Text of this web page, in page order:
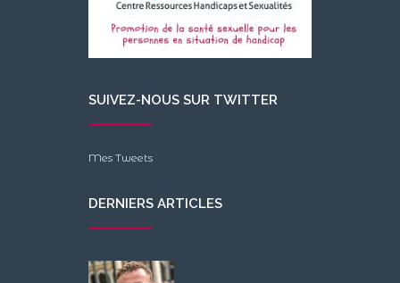
SUIVEZ-NOUS SUR TWITTER
Mes Tweets
DERNIERS ARTICLES